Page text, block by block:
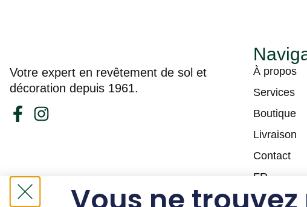
Votre expert en revêtement de sol et
décoration depuis 1961.
À propos
Services
Boutique
Livraison
Contact
FR